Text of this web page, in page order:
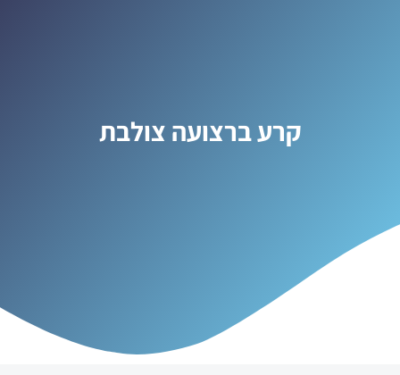
קרע ברצועה צולבת